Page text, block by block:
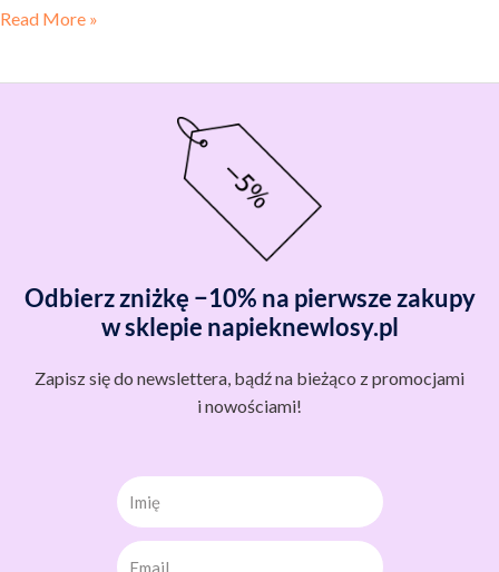
Read More »
Odbierz zniżkę −10% na pierwsze zakupy
w sklepie napieknewlosy.pl
Zapisz się do newslettera, bądź na bieżąco z promocjami
i nowościami!
Imię